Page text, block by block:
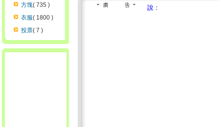
方塊( 735 )
衣服( 1800 )
投票( 7 )
說：